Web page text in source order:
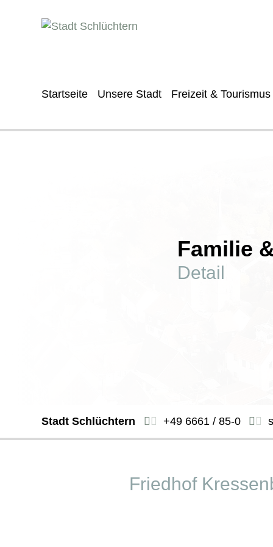
Startseite Unsere Stadt Freizeit & Tourismus
Familie
Detail
Stadt Schlüchtern +49 6661 / 85-0
Friedhof